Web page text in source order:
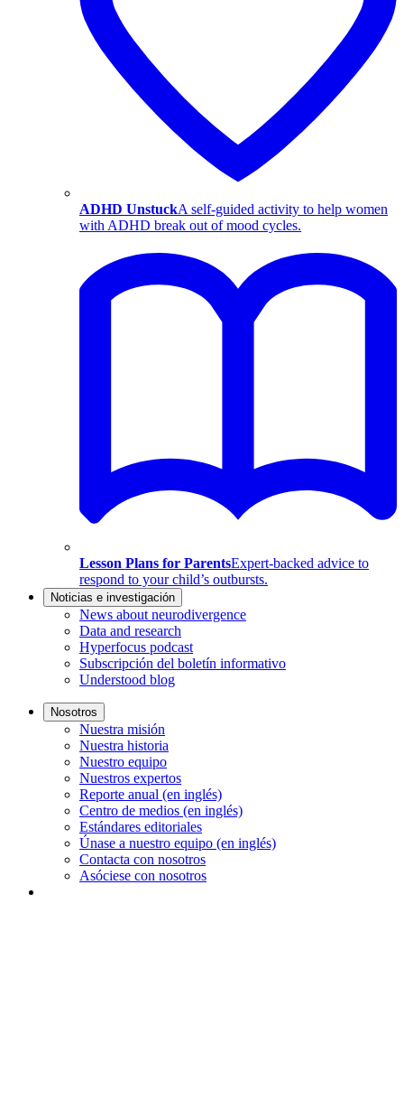
ADHD UnstuckA self-guided activity to help women
with ADHD break out of mood cycles.
Lesson Plans for ParentsExpert-backed advice to
respond to your child’s outbursts.
Noticias e investigación
News about neurodivergence
Data and research
Hyperfocus podcast
Subscripción del boletín informativo
Understood blog
Nosotros
Nuestra misión
Nuestra historia
Nuestro equipo
Nuestros expertos
Reporte anual (en inglés)
Centro de medios (en inglés)
Estándares editoriales
Únase a nuestro equipo (en inglés)
Contacta con nosotros
Asóciese con nosotros